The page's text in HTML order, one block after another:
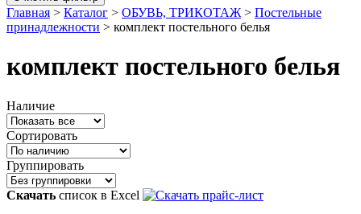
Главная > Каталог > ОБУВЬ, ТРИКОТАЖ > Постельные
принадлежности > комплект постельного белья
комплект постельного белья
Наличие
Сортировать
Группировать
Скачать список в Excel